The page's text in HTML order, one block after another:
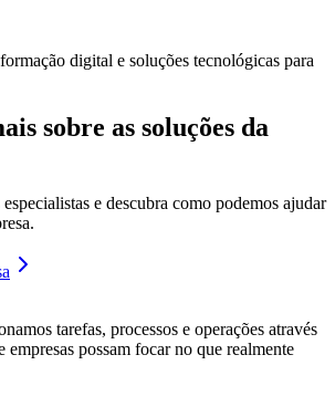
digital e soluções tecnológicas para
sobre as soluções da
e descubra como podemos ajudar
tarefas, processos e operações através
empresas possam focar no que realmente